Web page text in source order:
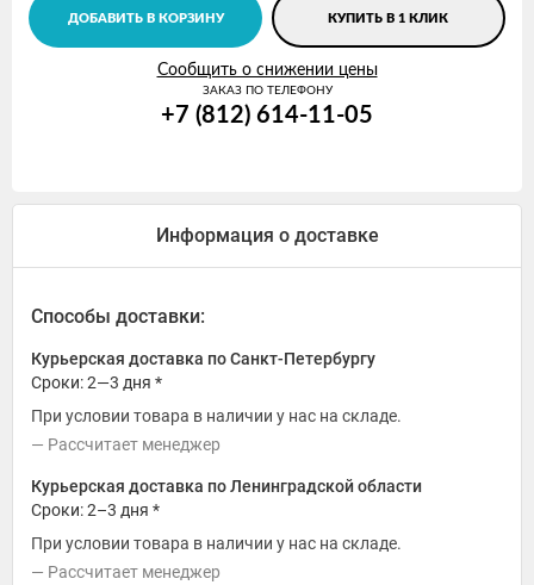
ДОБАВИТЬ В КОРЗИНУ КУПИТЬ В 1 КЛИК
Сообщить о снижении цены
ЗАКАЗ ПО ТЕЛЕФОНУ
+7 (812) 614-11-05
Информация о доставке
Способы доставки:
Курьерская доставка по Санкт-Петербургу
Сроки: 2—3 дня *
При условии товара в наличии у нас на складе.
Рассчитает менеджер
Курьерская доставка по Ленинградской области
Сроки: 2–3 дня *
При условии товара в наличии у нас на складе.
Рассчитает менеджер